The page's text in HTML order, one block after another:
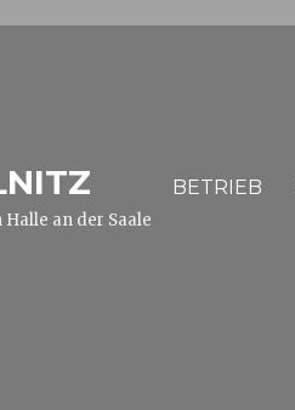
an der Saale
BETRIEB